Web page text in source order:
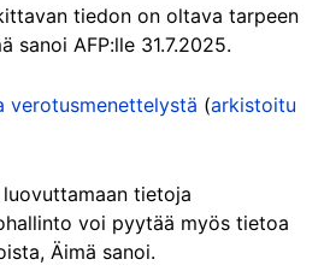
tiedon on oltava tarpeen
sanoi AFP:lle 31.7.2025.
verotusmenettelystä (arkistoitu
tietoja
voi pyytää myös tietoa
Äimä sanoi.